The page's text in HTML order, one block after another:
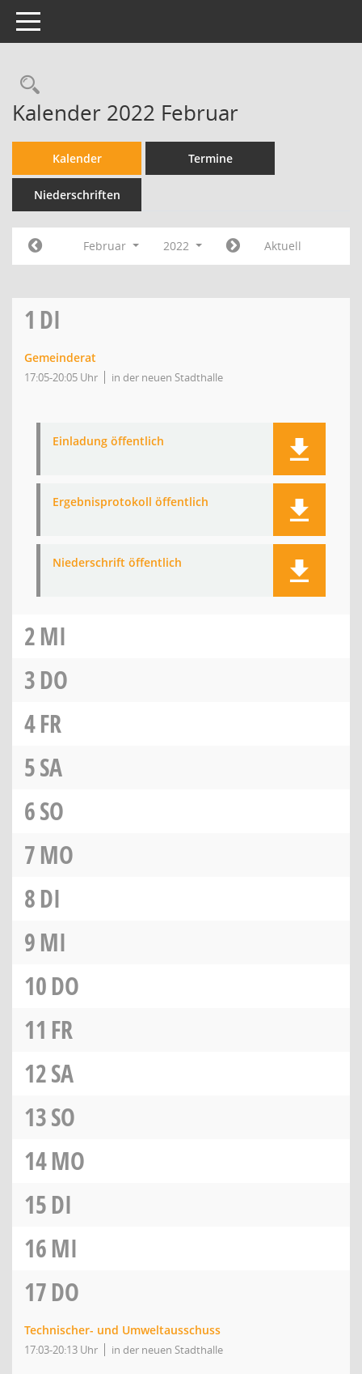
Toggle navigation
Kalender 2022 Februar
Kalender Termine
Niederschriften
Februar 2022 Aktuell
1 DI
Gemeinderat
17:05-20:05 Uhr in der neuen Stadthalle
Einladung öffentlich
Ergebnisprotokoll öffentlich
Niederschrift öffentlich
2MI
3DO
4FR
5SA
6SO
7MO
8DI
9MI
10DO
11 FR
12SA
13SO
14MO
15DI
16MI
17DO
Technischer- und Umweltausschuss
17:03-20:13 Uhr in der neuen Stadthalle